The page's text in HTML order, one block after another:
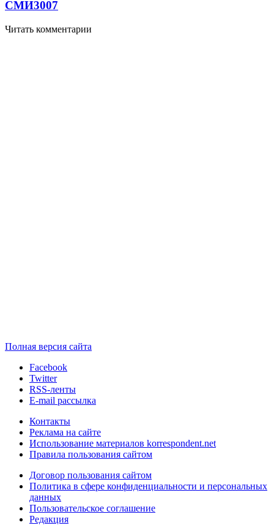
СМИ3007
Читать комментарии
Полная версия сайта
Facebook
Twitter
RSS-ленты
E-mail рассылка
Контакты
Реклама на сайте
Использование материалов korrespondent.net
Правила пользования сайтом
Договор пользования сайтом
Политика в сфере конфиденциальности и персональных
данных
Пользовательское соглашение
Редакция